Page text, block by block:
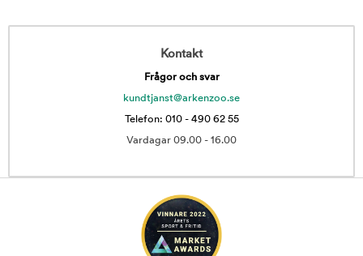
Kontakt
Frågor och svar
kundtjanst@arkenzoo.se
Telefon: 010 - 490 62 55
Vardagar 09.00 - 16.00